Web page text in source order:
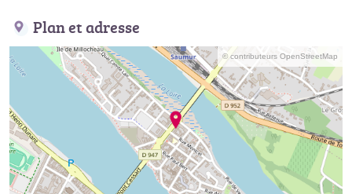
Plan et adresse
© contributeurs OpenStreetMap